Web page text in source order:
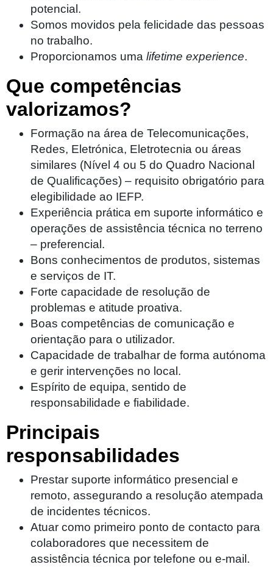
potencial.
Somos movidos pela felicidade das pessoas
no trabalho.
Proporcionamos uma lifetime experience.
Que competências
valorizamos?
Formação na área de Telecomunicações,
Redes, Eletrónica, Eletrotecnia ou áreas
similares (Nível 4 ou 5 do Quadro Nacional
de Qualificações) – requisito obrigatório para
elegibilidade ao IEFP.
Experiência prática em suporte informático e
operações de assistência técnica no terreno
– preferencial.
Bons conhecimentos de produtos, sistemas
e serviços de IT.
Forte capacidade de resolução de
problemas e atitude proativa.
Boas competências de comunicação e
orientação para o utilizador.
Capacidade de trabalhar de forma autónoma
e gerir intervenções no local.
Espírito de equipa, sentido de
responsabilidade e fiabilidade.
Principais
responsabilidades
Prestar suporte informático presencial e
remoto, assegurando a resolução atempada
de incidentes técnicos.
Atuar como primeiro ponto de contacto para
colaboradores que necessitem de
assistência técnica por telefone ou e-mail.